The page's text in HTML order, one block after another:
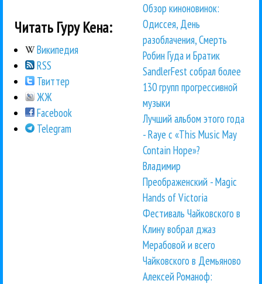
Читать Гуру Кена:
Википедия
RSS
Твиттер
ЖЖ
Facebook
Telegram
Обзор киноновинок:
Одиссея, День
разоблачения, Смерть
Робин Гуда и Братик
SandlerFest собрал более
130 групп прогрессивной
музыки
Лучший альбом этого года
- Raye с «This Music May
Contain Hope»?
Владимир
Преображенский - Magic
Hands of Victoria
Фестиваль Чайковского в
Клину вобрал джаз
Мерабовой и всего
Чайковского в Демьяново
Алексей Романоф: